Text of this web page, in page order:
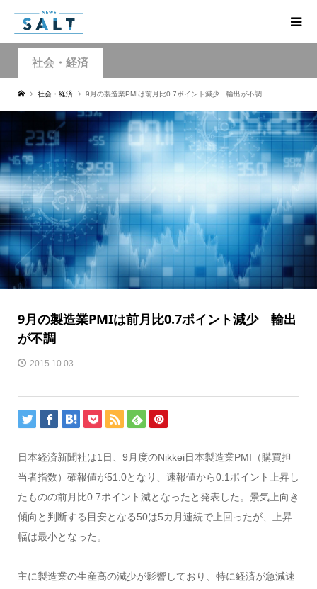
社会・経済
社会・経済 9月の製造業PMIは前月比0.7ポイント減少 輸出が不調
9月の製造業PMIは前月比0.7ポイント減少 輸出
が不調
2015.10.03
日本経済新聞社は1日、9月度のNikkei日本製造業PMI（購買担
当者指数）確報値が51.0となり、速報値から0.1ポイント上昇し
たものの前月比0.7ポイント減となったと発表した。景気上向き
傾向と判断する目安となる50は5カ月連続で上回ったが、上昇
幅は最小となった。
主に製造業の生産高の減少が影響しており、特に経済が急減速